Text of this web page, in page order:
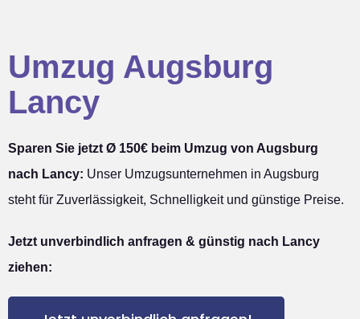
Umzug Augsburg
Lancy
Sparen Sie jetzt Ø 150€ beim Umzug von Augsburg
nach Lancy: Unser Umzugsunternehmen in Augsburg
steht für Zuverlässigkeit, Schnelligkeit und günstige Preise.
Jetzt unverbindlich anfragen & günstig nach Lancy
ziehen: